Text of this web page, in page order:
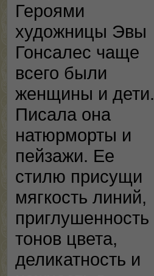
Героями
художницы Эвы
Гонсалес чаще
всего были
женщины и дети.
Писала она
натюрморты и
пейзажи. Ее
стилю присущи
мягкость линий,
приглушенность
тонов цвета,
деликатность и